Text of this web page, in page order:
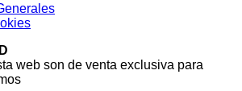
web son de venta exclusiva para